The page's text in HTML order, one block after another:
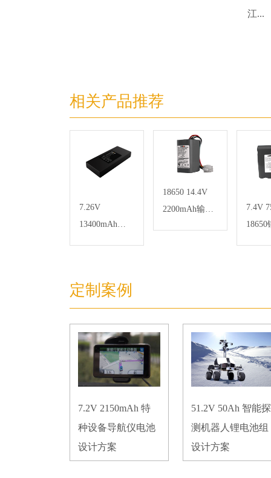
江...
相关产品推荐
7.26V
13400mAh
18650 14.4V
2200mAh输液
7.4V
18650
定制案例
7.2V 2150mAh 特
种设备导航仪电池
设计方案
51.2V 50Ah 智能探
测机器人锂电池组
设计方案